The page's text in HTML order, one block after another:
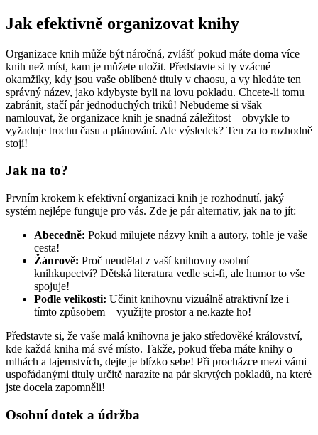
Jak efektivně organizovat knihy
Organizace knih může být náročná, zvlášť pokud máte doma více
knih než míst, kam je můžete uložit. Představte si ty vzácné
okamžiky, kdy jsou vaše oblíbené tituly v chaosu, a vy hledáte ten
správný název, jako kdybyste byli na lovu pokladu. Chcete-li tomu
zabránit, stačí pár jednoduchých triků! Nebudeme si však
namlouvat, že organizace knih je snadná záležitost – obvykle to
vyžaduje trochu času a plánování. Ale výsledek? Ten za to rozhodně
stojí!
Jak na to?
Prvním krokem k efektivní organizaci knih je rozhodnutí, jaký
systém nejlépe funguje pro vás. Zde je pár alternativ, jak na to jít:
Abecedně: Pokud milujete názvy knih a autory, tohle je vaše
cesta!
Žánrově: Proč neudělat z vaší knihovny osobní
knihkupectví? Dětská literatura vedle sci-fi, ale humor to vše
spojuje!
Podle velikosti: Učinit knihovnu vizuálně atraktivní lze i
tímto způsobem – využijte prostor a ne.kazte ho!
Představte si, že vaše malá knihovna je jako středověké království,
kde každá kniha má své místo. Takže, pokud třeba máte knihy o
mlhách a tajemstvích, dejte je blízko sebe! Při procházce mezi vámi
uspořádanými tituly určitě narazíte na pár skrytých pokladů, na které
jste docela zapomněli!
Osobní dotek a údržba